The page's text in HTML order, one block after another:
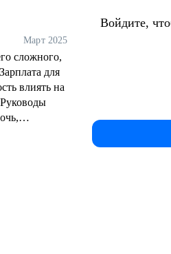
Март 2025
сложного,
для
влиять на
Войдите,